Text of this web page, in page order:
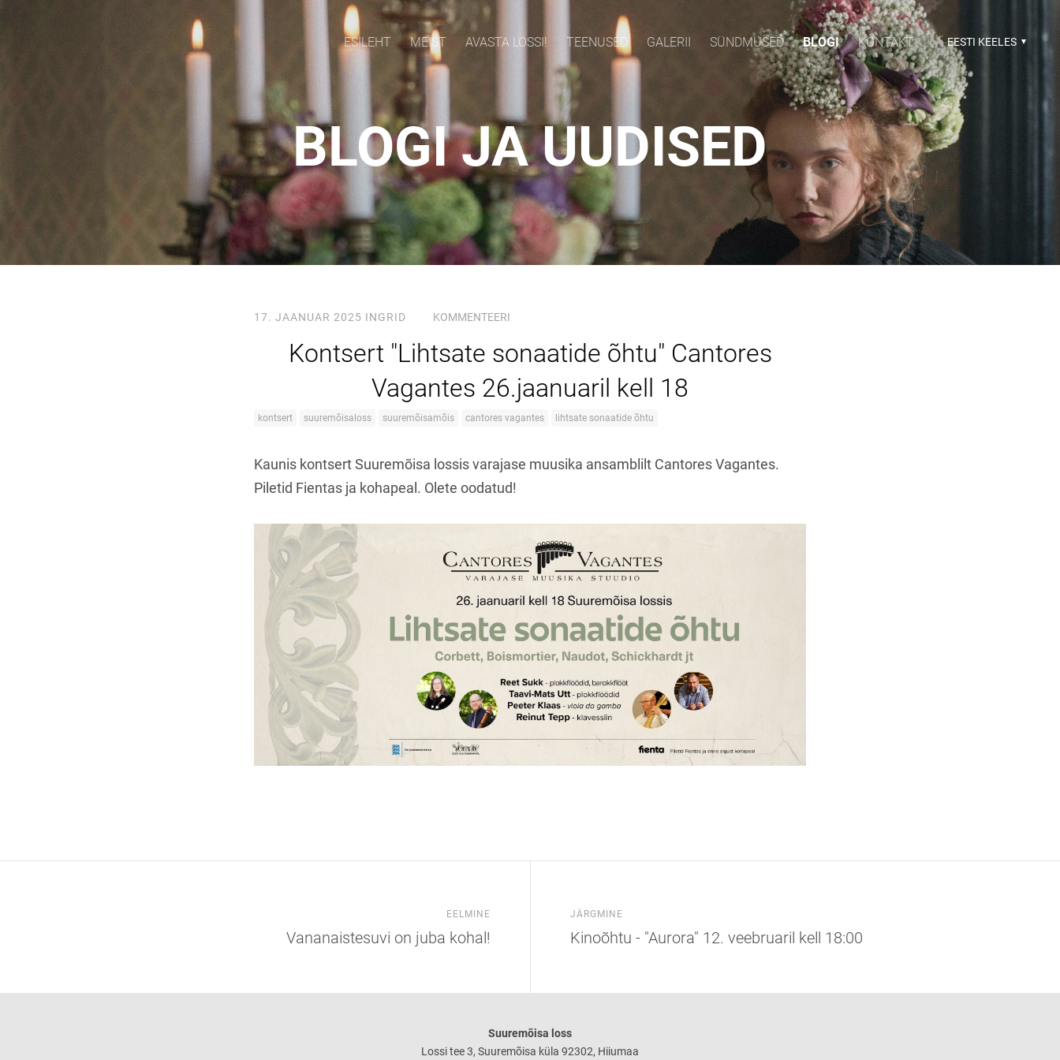
ESILEHT MEIST AVASTA LOSSI! TEENUSED GALERII SÜNDMUSED BLOGI KONTAKT EESTI KEELES
BLOGI JA UUDISED
17. JAANUAR 2025 INGRID KOMMENTEERI
Kontsert "Lihtsate sonaatide õhtu" Cantores
Vagantes 26.jaanuaril kell 18
kontsert suuremõisaloss suuremõisamõis cantores vagantes lihtsate sonaatide õhtu
Kaunis kontsert Suuremõisa lossis varajase muusika ansamblilt Cantores Vagantes.
Piletid Fientas ja kohapeal. Olete oodatud!
EELMINE
Vananaistesuvi on juba kohal!
JÄRGMINE
Kinoõhtu - "Aurora" 12. veebruaril kell 18:00
Suuremõisa loss
Lossi tee 3, Suuremõisa küla 92302, Hiiumaa